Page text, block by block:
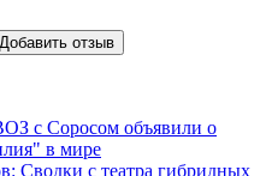
с Соросом объявили о
в мире
Сводки с театра гибридных